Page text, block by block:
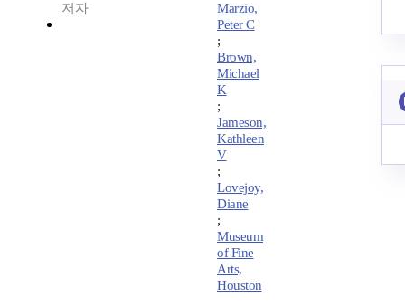
저자
Marzio,
Peter C
;
Brown,
Michael
K
;
Jameson,
Kathleen
V
;
Lovejoy,
Diane
;
Museum
of Fine
Arts,
Houston